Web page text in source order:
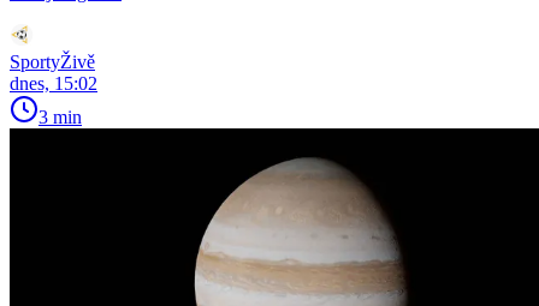
SportyŽivě
dnes, 15:02
3 min